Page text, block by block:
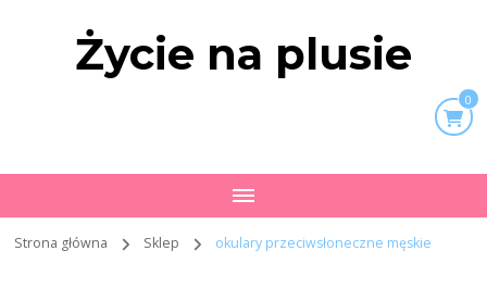
Życie na plusie
0
Strona główna Sklep okulary przeciwsłoneczne męskie